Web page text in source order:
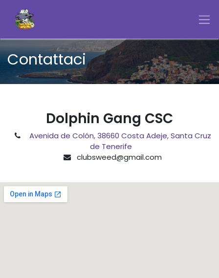
Contattaci
Dolphin Gang CSC
Avenida de Colón, 38660 Costa Adeje, Santa Cruz
de Tenerife
clubsweed@gmail.com